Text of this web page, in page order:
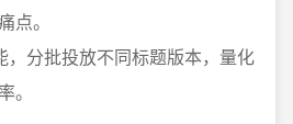
点。
，分批投放不同标题版本，量化
。